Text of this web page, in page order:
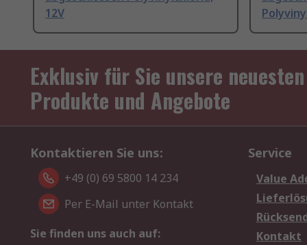
12V
Exklusiv für Sie unsere neuesten
Produkte und Angebote
Kontaktieren Sie uns:
+49 (0) 69 5800 14 234
Per E-Mail unter Kontakt
Sie finden uns auch auf:
Service
Value
Kontakt